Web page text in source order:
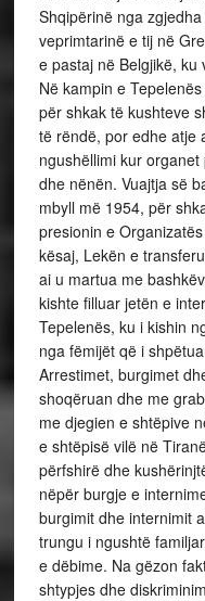
Shqipërinë nga
veprimtarinë e tij në
e pastaj në Belgjikë, ku
Në kampin e
për shkak të kushteve
të rëndë, por edhe atje
ngushëllimi kur
dhe nënën. Vuajtja së
mbyll më 1954, për
presionin e
kësaj, Lekën e
ai u martua me
kishte filluar jetën e
Tepelenës, ku i kishin
nga fëmijët që i
Arrestimet, burgimet
shoqëruan dhe me
me djegien e shtëpive
e shtëpisë vilë në
përfshirë dhe
nëpër burgje e
burgimit dhe internimit
trungu i ngushtë
e dëbime. Na gëzon
shtypjes dhe